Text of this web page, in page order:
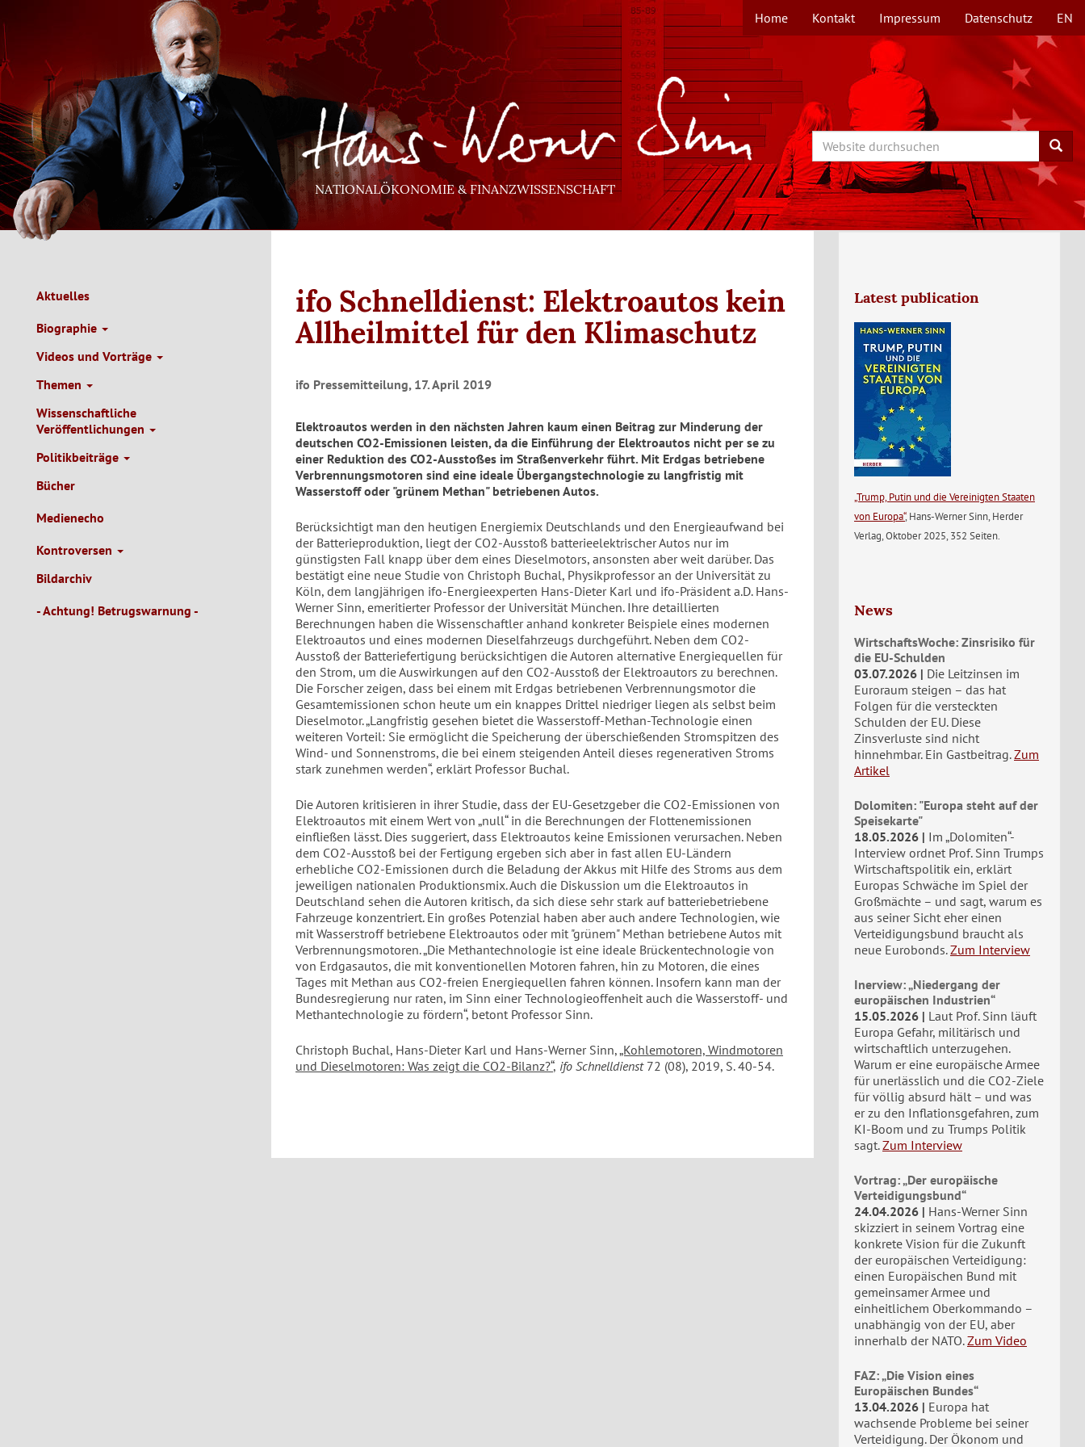
zum
Inhalt
TOPMENÜ
Home Kontakt Impressum Datenschutz EN
NATIONALÖKONOMIE & FINANZWISSENSCHAFT
Search Search
Main
Navigation
de
Aktuelles
Biographie
Videos und Vorträge
Themen
Wissenschaftliche
Veröffentlichungen
Politikbeiträge
Bücher
Medienecho
Kontroversen
Bildarchiv
- Achtung! Betrugswarnung -
ifo Schnelldienst: Elektroautos kein
Allheilmittel für den Klimaschutz
ifo Pressemitteilung, 17. April 2019
Elektroautos werden in den nächsten Jahren kaum einen Beitrag zur Minderung der
deutschen CO2-Emissionen leisten, da die Einführung der Elektroautos nicht per se zu
einer Reduktion des CO2-Ausstoßes im Straßenverkehr führt. Mit Erdgas betriebene
Verbrennungsmotoren sind eine ideale Übergangstechnologie zu langfristig mit
Wasserstoff oder "grünem Methan" betriebenen Autos.
Berücksichtigt man den heutigen Energiemix Deutschlands und den Energieaufwand bei
der Batterieproduktion, liegt der CO2-Ausstoß batterieelektrischer Autos nur im
günstigsten Fall knapp über dem eines Dieselmotors, ansonsten aber weit darüber. Das
bestätigt eine neue Studie von Christoph Buchal, Physikprofessor an der Universität zu
Köln, dem langjährigen ifo-Energieexperten Hans-Dieter Karl und ifo-Präsident a.D. Hans-
Werner Sinn, emeritierter Professor der Universität München. Ihre detaillierten
Berechnungen haben die Wissenschaftler anhand konkreter Beispiele eines modernen
Elektroautos und eines modernen Dieselfahrzeugs durchgeführt. Neben dem CO2-
Ausstoß der Batteriefertigung berücksichtigen die Autoren alternative Energiequellen für
den Strom, um die Auswirkungen auf den CO2-Ausstoß der Elektroautors zu berechnen.
Die Forscher zeigen, dass bei einem mit Erdgas betriebenen Verbrennungsmotor die
Gesamtemissionen schon heute um ein knappes Drittel niedriger liegen als selbst beim
Dieselmotor. „Langfristig gesehen bietet die Wasserstoff-Methan-Technologie einen
weiteren Vorteil: Sie ermöglicht die Speicherung der überschießenden Stromspitzen des
Wind- und Sonnenstroms, die bei einem steigenden Anteil dieses regenerativen Stroms
stark zunehmen werden“, erklärt Professor Buchal.
Die Autoren kritisieren in ihrer Studie, dass der EU-Gesetzgeber die CO2-Emissionen von
Elektroautos mit einem Wert von „null“ in die Berechnungen der Flottenemissionen
einfließen lässt. Dies suggeriert, dass Elektroautos keine Emissionen verursachen. Neben
dem CO2-Ausstoß bei der Fertigung ergeben sich aber in fast allen EU-Ländern
erhebliche CO2-Emissionen durch die Beladung der Akkus mit Hilfe des Stroms aus dem
jeweiligen nationalen Produktionsmix. Auch die Diskussion um die Elektroautos in
Deutschland sehen die Autoren kritisch, da sich diese sehr stark auf batteriebetriebene
Fahrzeuge konzentriert. Ein großes Potenzial haben aber auch andere Technologien, wie
mit Wasserstroff betriebene Elektroautos oder mit "grünem" Methan betriebene Autos mit
Verbrennungsmotoren. „Die Methantechnologie ist eine ideale Brückentechnologie von
von Erdgasautos, die mit konventionellen Motoren fahren, hin zu Motoren, die eines
Tages mit Methan aus CO2-freien Energiequellen fahren können. Insofern kann man der
Bundesregierung nur raten, im Sinn einer Technologieoffenheit auch die Wasserstoff- und
Methantechnologie zu fördern“, betont Professor Sinn.
Christoph Buchal, Hans-Dieter Karl und Hans-Werner Sinn,„Kohlemotoren, Windmotoren
und Dieselmotoren: Was zeigt die CO2-Bilanz?“, ifo Schnelldienst 72 (08), 2019, S. 40-54.
Latest publication
„Trump, Putin und die Vereinigten Staaten
von Europa“, Hans-Werner Sinn, Herder
Verlag, Oktober 2025, 352 Seiten.
News
WirtschaftsWoche: Zinsrisiko für
die EU-Schulden
03.07.2026
Die Leitzinsen im
Euroraum steigen – das hat
Folgen für die versteckten
Schulden der EU. Diese
Zinsverluste sind nicht
hinnehmbar. Ein Gastbeitrag. Zum
Artikel
Dolomiten: "Europa steht auf der
Speisekarte"
18.05.2026
Im „Dolomiten“-
Interview ordnet Prof. Sinn Trumps
Wirtschaftspolitik ein, erklärt
Europas Schwäche im Spiel der
Großmächte – und sagt, warum es
aus seiner Sicht eher einen
Verteidigungsbund braucht als
neue Eurobonds. Zum Interview
Inerview: „Niedergang der
europäischen Industrien“
15.05.2026
Laut Prof. Sinn läuft
Europa Gefahr, militärisch und
wirtschaftlich unterzugehen.
Warum er eine europäische Armee
für unerlässlich und die CO2-Ziele
für völlig absurd hält – und was
er zu den Inflationsgefahren, zum
KI-Boom und zu Trumps Politik
sagt. Zum Interview
Vortrag: „Der europäische
Verteidigungsbund“
24.04.2026
Hans-Werner Sinn
skizziert in seinem Vortrag eine
konkrete Vision für die Zukunft
der europäischen Verteidigung:
einen Europäischen Bund mit
gemeinsamer Armee und
einheitlichem Oberkommando –
unabhängig von der EU, aber
innerhalb der NATO. Zum Video
FAZ: „Die Vision eines
Europäischen Bundes“
13.04.2026
Europa hat
wachsende Probleme bei seiner
Verteidigung. Der Ökonom und